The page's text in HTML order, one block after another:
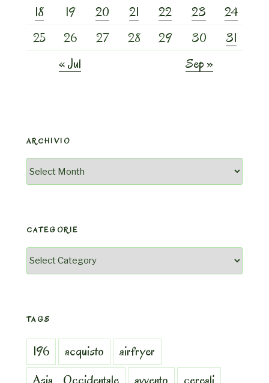
18
19 20 21 22 23
24
25
26 27 28 29 30
31
« Jul
Sep »
ARCHIVIO
Archivio
CATEGORIE
Categorie
TAGS
196 acquisto
airfryer